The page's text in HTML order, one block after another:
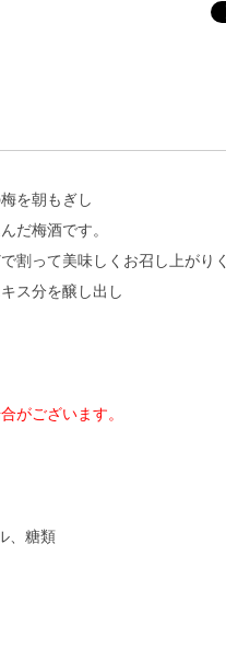
を朝もぎし
だ梅酒です。
割って美味しくお召し上がり
ス分を醸し出し
がございます。
、糖類